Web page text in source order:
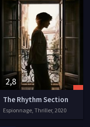
2,8
The Rhythm Section
Espionnage, Thriller, 2020